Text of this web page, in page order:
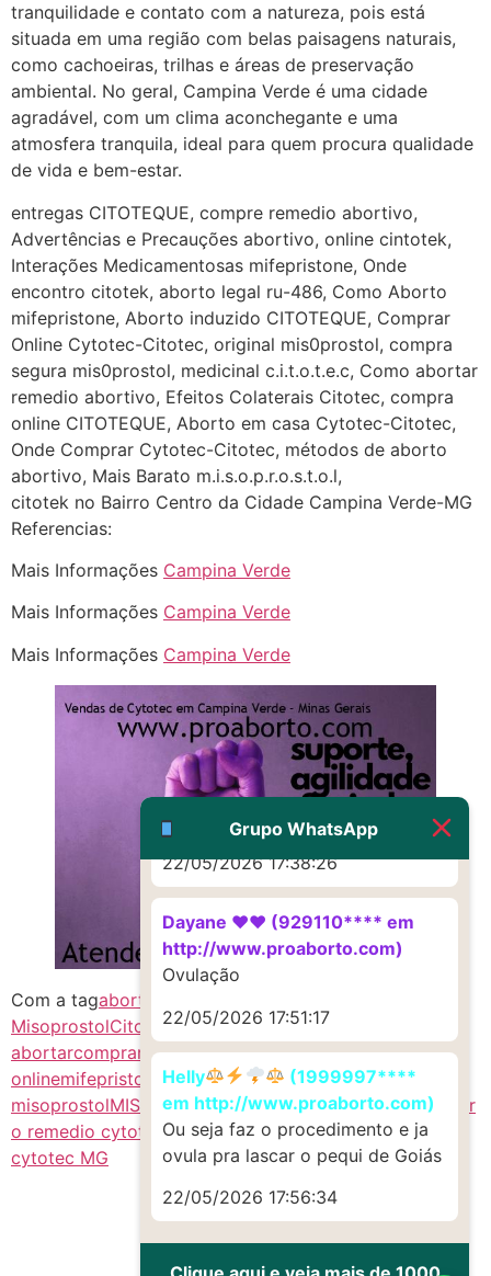
tranquilidade e contato com a natureza, pois está
situada em uma região com belas paisagens naturais,
como cachoeiras, trilhas e áreas de preservação
ambiental. No geral, Campina Verde é uma cidade
agradável, com um clima aconchegante e uma
atmosfera tranquila, ideal para quem procura qualidade
de vida e bem-estar.
entregas CITOTEQUE, compre remedio abortivo,
Advertências e Precauções abortivo, online cintotek,
Interações Medicamentosas mifepristone, Onde
encontro citotek, aborto legal ru-486, Como Aborto
mifepristone, Aborto induzido CITOTEQUE, Comprar
Online Cytotec-Citotec, original mis0prostol, compra
segura mis0prostol, medicinal c.i.t.o.t.e.c, Como abortar
remedio abortivo, Efeitos Colaterais Citotec, compra
online CITOTEQUE, Aborto em casa Cytotec-Citotec,
Onde Comprar Cytotec-Citotec, métodos de aborto
abortivo, Mais Barato m.i.s.o.p.r.o.s.t.o.l,
citotek no Bairro Centro da Cidade Campina Verde-MG
Referencias:
Mais Informações Campina Verde
Mais Informações Campina Verde
Mais Informações Campina Verde
Com a tagabortivo MG
MisoprostolCitotec Misoprostol MGcomo
abortarcomprar citotec originalcomprar cytotec
onlinemifepristonamifepristona e
misoprostolMISOPROSTOL CYTOTEC MGonde comprar
o remedio cytotecpreço do cytotecru486venda de
cytotec MG
Grupo WhatsApp
G (1199866**** em
http://www.proaborto.com)
Mulheres vocês sabem dizer
quem já tomou os remédio se
depois que para de menstruar
começa a sair um líquido
transparente, se é normal ?
22/05/2026 17:10:05
(879121**** em
http://www.proaborto.com)
Deve ser normal
22/05/2026 17:19:15
(879121**** em
http://www.proaborto.com)
Eu acho, não sei
(879121**** em
http://www.proaborto.com)
mesmo
22/05/2026 17:19:47
G (1199866**** em
http://www.proaborto.com)
Muito obrigadaaaaa
22/05/2026 17:38:26
Dayane ♥️♥️ (929110**** em
http://www.proaborto.com)
Ovulação
22/05/2026 17:51:17
Helly
(1999997****
em http://www.proaborto.com)
Ou seja faz o procedimento e ja
ovula pra lascar o pequi de Goiás
22/05/2026 17:56:34